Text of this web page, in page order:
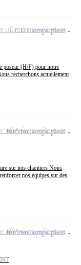
poseur (H/F) pour notre
recherchons actuellement
CDITemps plein
offre à ma sélection
sur nos chantiers Nous
nos équipes sur des
IntérimTemps plein
offre à ma sélection
IntérimTemps plein
offre à ma sélection